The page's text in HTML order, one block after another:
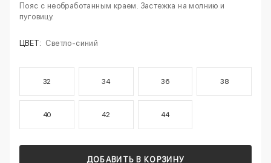
Пояс с необработанным краем. Застежка на молнию и
пуговицу.
ЦВЕТ: Светло-синий
32 34 36 38
40 42 44
ДОБАВИТЬ В КОРЗИНУ